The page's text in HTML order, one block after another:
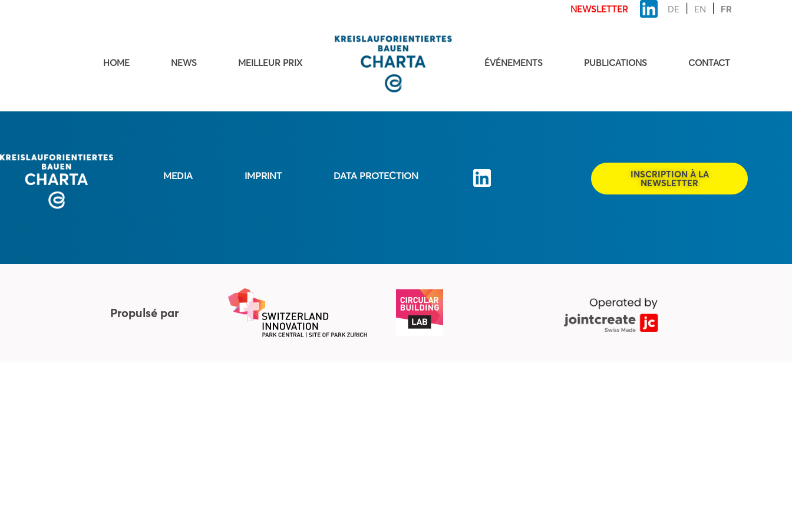
NEWSLETTER DE EN FR
HOME NEWS MEILLEUR PRIX ÉVÉNEMENTS PUBLICATIONS CONTACT
MEDIA IMPRINT DATA PROTECTION INSCRIPTION À LA
NEWSLETTER
Propulsé par